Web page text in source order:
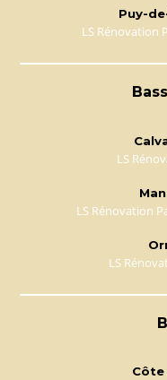
Puy-
LS Rénovation
LS
LS Rénovation
LS
Côte